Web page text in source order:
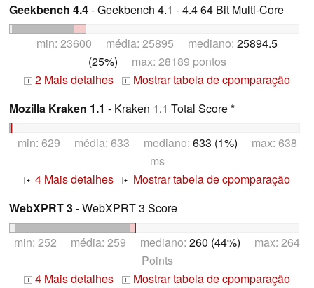
Geekbench 4.4- Geekbench 4.1 - 4.4 64 Bit Multi-Core
min: 23600 média: 25895 mediano: 25894.5
(25%) max: 28189 pontos
+ 2 Mais detalhes + Mostrar tabela de cpomparação
Mozilla Kraken 1.1 - Kraken 1.1 Total Score *
min: 629 média: 633 mediano: 633 (1%) max: 638
ms
+ 4 Mais detalhes + Mostrar tabela de cpomparação
WebXPRT 3- WebXPRT 3 Score
min: 252 média: 259 mediano: 260 (44%) max: 264
Points
+ 4 Mais detalhes + Mostrar tabela de cpomparação